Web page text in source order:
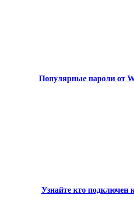
Популярные пароли от
Узнайте кто подключен